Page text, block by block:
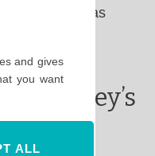
m’en avait pas
( Disney’s
)
and gives
you want
ALL